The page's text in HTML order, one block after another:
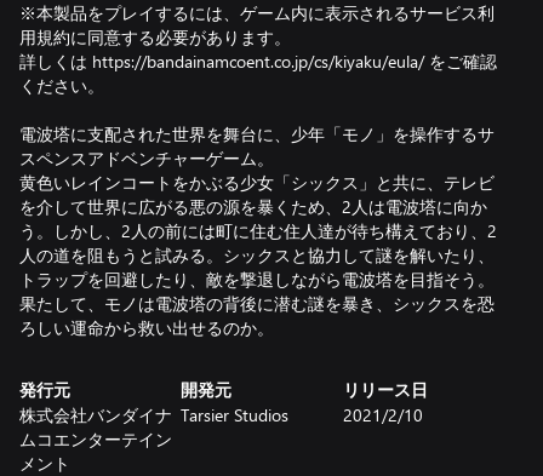
※本製品をプレイするには、ゲーム内に表示されるサービス利
用規約に同意する必要があります。
詳しくは https://bandainamcoent.co.jp/cs/kiyaku/eula/ をご確認
ください。
電波塔に支配された世界を舞台に、少年「モノ」を操作するサ
スペンスアドベンチャーゲーム。
黄色いレインコートをかぶる少女「シックス」と共に、テレビ
を介して世界に広がる悪の源を暴くため、2人は電波塔に向か
う。しかし、2人の前には町に住む住人達が待ち構えており、2
人の道を阻もうと試みる。シックスと協力して謎を解いたり、
トラップを回避したり、敵を撃退しながら電波塔を目指そう。
果たして、モノは電波塔の背後に潜む謎を暴き、シックスを恐
ろしい運命から救い出せるのか。
発行元
株式会社バンダイナ
ムコエンターテイン
メント
開発元
Tarsier Studios
リリース日
2021/2/10